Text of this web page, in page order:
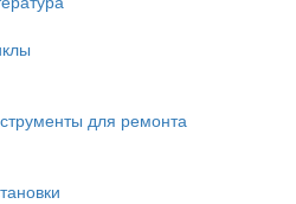
для ремонта